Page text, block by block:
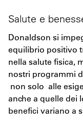
Salute e
Donaldson si
equilibrio positivo
nella salute fisica,
nostri programmi
non solo alle
anche a quelle dei
benefici variano a